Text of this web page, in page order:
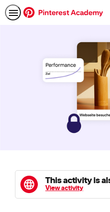
This activity is
View activity